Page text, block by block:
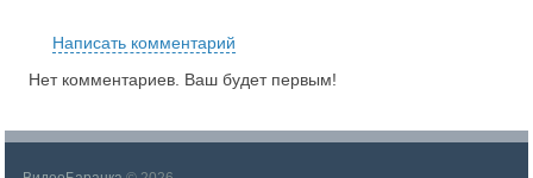
Написать комментарий
Нет комментариев. Ваш будет первым!